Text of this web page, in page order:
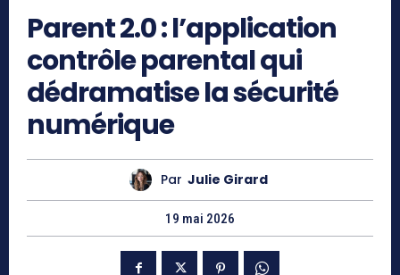
Parent 2.0 : l’application
contrôle parental qui
dédramatise la sécurité
numérique
Par Julie Girard
19 mai 2026